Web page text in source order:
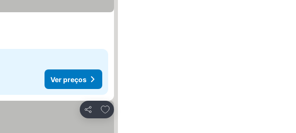
Ver preços
Partilhar
Adicionar aos favoritos